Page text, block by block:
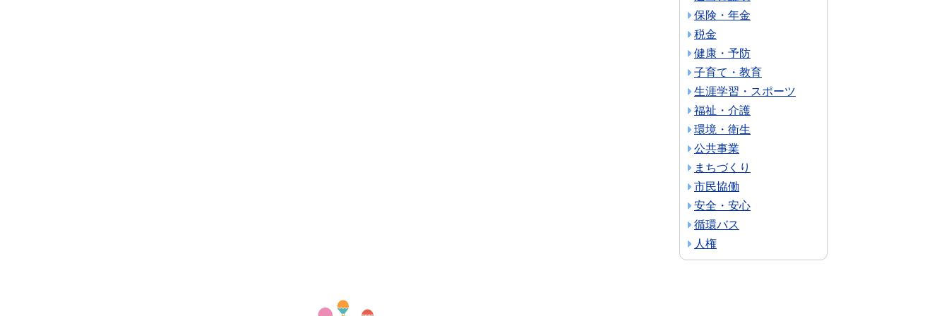
保険・年金
税金
健康・予防
子育て・教育
生涯学習・スポーツ
福祉・介護
環境・衛生
公共事業
まちづくり
市民協働
安全・安心
循環バス
人権